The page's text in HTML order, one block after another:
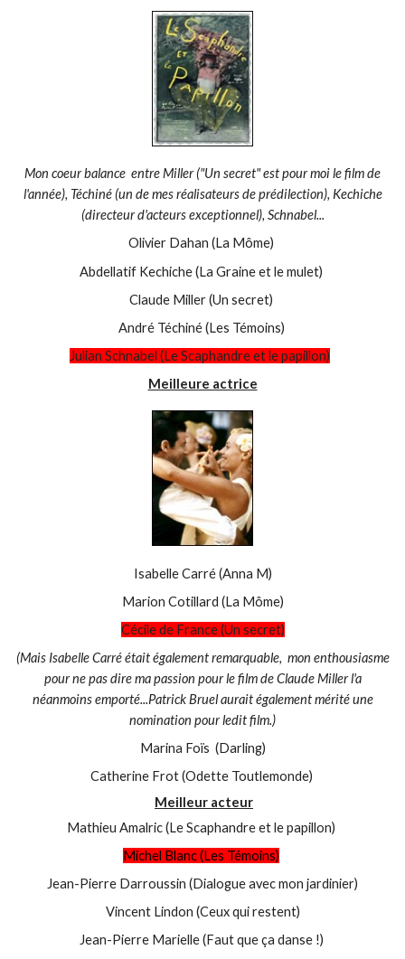
Mon coeur balance entre Miller ("Un secret" est pour moi le film de
l'année), Téchiné (un de mes réalisateurs de prédilection), Kechiche
(directeur d'acteurs exceptionnel), Schnabel...
Olivier Dahan (La Môme)
Abdellatif Kechiche (La Graine et le mulet)
Claude Miller (Un secret)
André Téchiné (Les Témoins)
Julian Schnabel (Le Scaphandre et le papillon)
Meilleure actrice
Isabelle Carré (Anna M)
Marion Cotillard (La Môme)
Cécile de France (Un secret)
(Mais Isabelle Carré était également remarquable, mon enthousiasme
pour ne pas dire ma passion pour le film de Claude Miller l'a
néanmoins emporté...Patrick Bruel aurait également mérité une
nomination pour ledit film.)
Marina Foïs (Darling)
Catherine Frot (Odette Toutlemonde)
Meilleur acteur
Mathieu Amalric (Le Scaphandre et le papillon)
Michel Blanc (Les Témoins)
Jean-Pierre Darroussin (Dialogue avec mon jardinier)
Vincent Lindon (Ceux qui restent)
Jean-Pierre Marielle (Faut que ça danse !)